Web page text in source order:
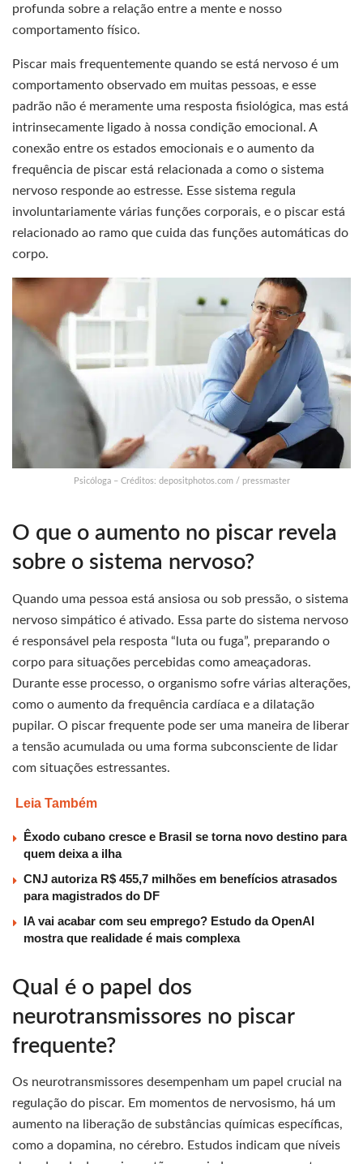
profunda sobre a relação entre a mente e nosso
comportamento físico.
Piscar mais frequentemente quando se está nervoso é um
comportamento observado em muitas pessoas, e esse
padrão não é meramente uma resposta fisiológica, mas está
intrinsecamente ligado à nossa condição emocional. A
conexão entre os estados emocionais e o aumento da
frequência de piscar está relacionada a como o sistema
nervoso responde ao estresse. Esse sistema regula
involuntariamente várias funções corporais, e o piscar está
relacionado ao ramo que cuida das funções automáticas do
corpo.
Psicóloga – Créditos: depositphotos.com / pressmaster
O que o aumento no piscar revela
sobre o sistema nervoso?
Quando uma pessoa está ansiosa ou sob pressão, o sistema
nervoso simpático é ativado. Essa parte do sistema nervoso
é responsável pela resposta “luta ou fuga”, preparando o
corpo para situações percebidas como ameaçadoras.
Durante esse processo, o organismo sofre várias alterações,
como o aumento da frequência cardíaca e a dilatação
pupilar. O piscar frequente pode ser uma maneira de liberar
a tensão acumulada ou uma forma subconsciente de lidar
com situações estressantes.
Leia Também
Êxodo cubano cresce e Brasil se torna novo destino para
quem deixa a ilha
CNJ autoriza R$ 455,7 milhões em benefícios atrasados
para magistrados do DF
IA vai acabar com seu emprego? Estudo da OpenAI
mostra que realidade é mais complexa
Qual é o papel dos
neurotransmissores no piscar
frequente?
Os neurotransmissores desempenham um papel crucial na
regulação do piscar. Em momentos de nervosismo, há um
aumento na liberação de substâncias químicas específicas,
como a dopamina, no cérebro. Estudos indicam que níveis